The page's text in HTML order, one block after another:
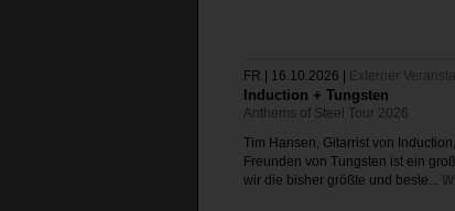
FR | 16.10.2026 | Externer
Induction + Tungsten
Anthems of Steel Tour 2026
Tim Hansen, Gitarrist von
Freunden von Tungsten ist ein
wir die bisher größte und beste...